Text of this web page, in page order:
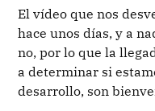
El vídeo que nos
hace unos días, y a
no, por lo que la
a determinar si
desarrollo, son